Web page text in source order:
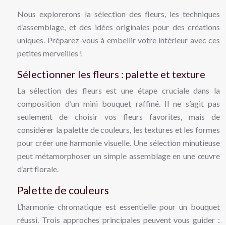
Nous explorerons la sélection des fleurs, les techniques
d’assemblage, et des idées originales pour des créations
uniques. Préparez-vous à embellir votre intérieur avec ces
petites merveilles !
Sélectionner les fleurs : palette et texture
La sélection des fleurs est une étape cruciale dans la
composition d’un mini bouquet raffiné. Il ne s’agit pas
seulement de choisir vos fleurs favorites, mais de
considérer la palette de couleurs, les textures et les formes
pour créer une harmonie visuelle. Une sélection minutieuse
peut métamorphoser un simple assemblage en une œuvre
d’art florale.
Palette de couleurs
L’harmonie chromatique est essentielle pour un bouquet
réussi. Trois approches principales peuvent vous guider :